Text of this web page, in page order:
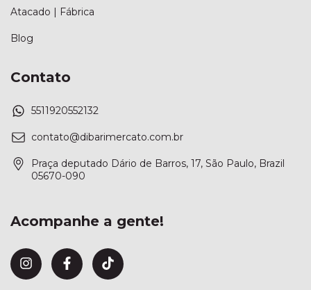
Atacado | Fábrica
Blog
Contato
5511920552132
contato@dibarimercato.com.br
Praça deputado Dário de Barros, 17, São Paulo, Brazil
05670-090
Acompanhe a gente!